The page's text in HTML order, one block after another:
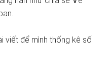
viết để mình thống kê ѕố